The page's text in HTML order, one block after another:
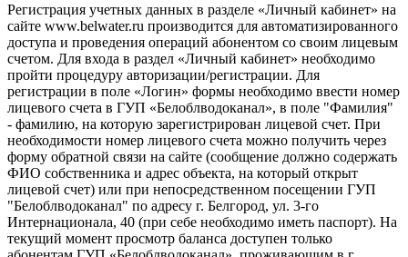
Регистрация учетных данных в разделе «Личный кабинет» на
сайте www.belwater.ru производится для автоматизированного
доступа и проведения операций абонентом со своим лицевым
счетом. Для входа в раздел «Личный кабинет» необходимо
пройти процедуру авторизации/регистрации. Для
регистрации в поле «Логин» формы необходимо ввести номер
лицевого счета в ГУП «Белоблводоканал», в поле "Фамилия"
- фамилию, на которую зарегистрирован лицевой счет. При
необходимости номер лицевого счета можно получить через
форму обратной связи на сайте (сообщение должно содержать
ФИО собственника и адрес объекта, на который открыт
лицевой счет) или при непосредственном посещении ГУП
"Белоблводоканал" по адресу г. Белгород, ул. 3-го
Интернационала, 40 (при себе необходимо иметь паспорт). На
текущий момент просмотр баланса доступен только